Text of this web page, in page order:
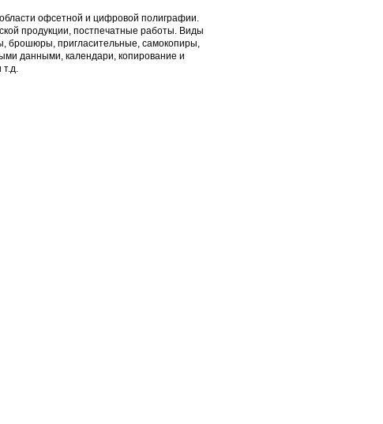
офсетной и цифровой полиграфии.
продукции, постпечатные работы. Виды
брошюры, пригласительные, самокопиры,
данными, календари, копирование и
т.д.